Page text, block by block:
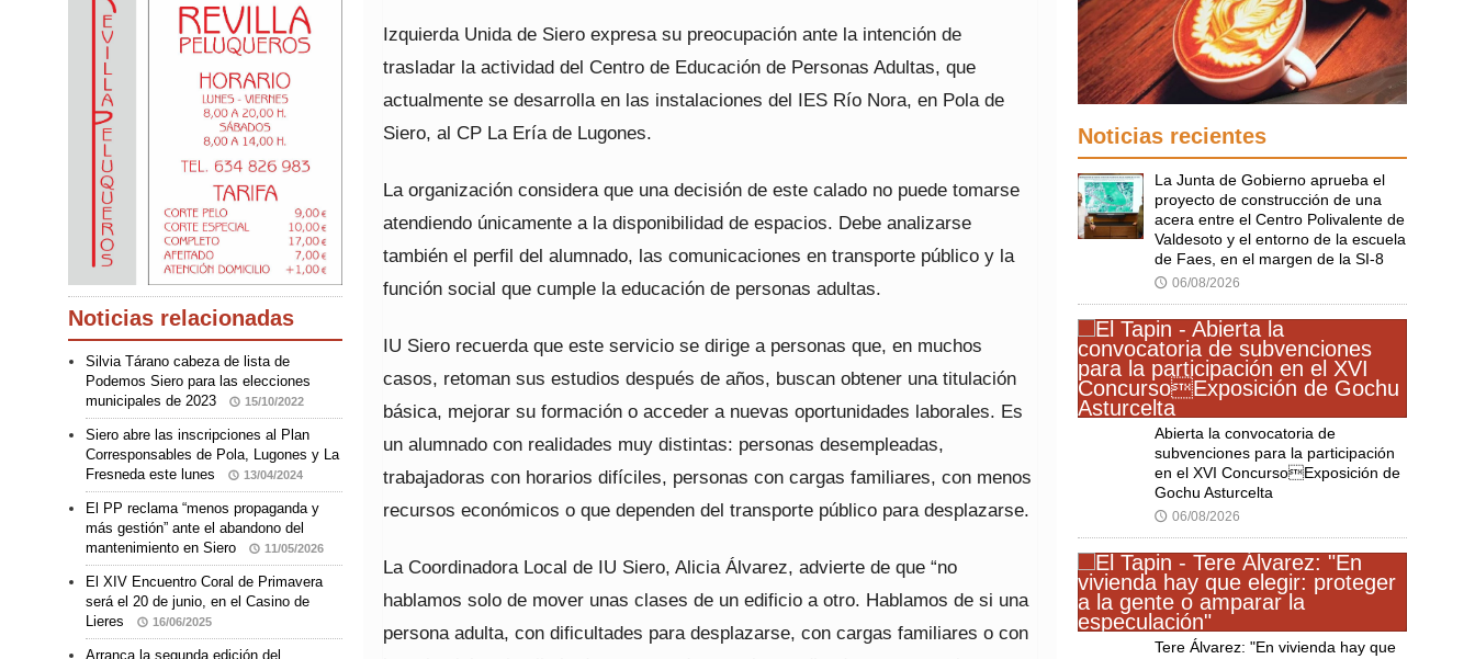
Izquierda Unida de Siero expresa su preocupación ante la intención de
trasladar la actividad del Centro de Educación de Personas Adultas, que
actualmente se desarrolla en las instalaciones del IES Río Nora, en Pola de
Siero, al CP La Ería de Lugones.
La organización considera que una decisión de este calado no puede tomarse
atendiendo únicamente a la disponibilidad de espacios. Debe analizarse
también el perfil del alumnado, las comunicaciones en transporte público y la
función social que cumple la educación de personas adultas.
IU Siero recuerda que este servicio se dirige a personas que, en muchos
casos, retoman sus estudios después de años, buscan obtener una titulación
básica, mejorar su formación o acceder a nuevas oportunidades laborales. Es
un alumnado con realidades muy distintas: personas desempleadas,
trabajadoras con horarios difíciles, personas con cargas familiares, con menos
recursos económicos o que dependen del transporte público para desplazarse.
La Coordinadora Local de IU Siero, Alicia Álvarez, advierte de que “no
hablamos solo de mover unas clases de un edificio a otro. Hablamos de si una
persona adulta, con dificultades para desplazarse, con cargas familiares o con
Noticias relacionadas
Silvia Tárano cabeza de lista de
Podemos Siero para las elecciones
municipales de 2023
15/10/2022
Siero abre las inscripciones al Plan
Corresponsables de Pola, Lugones y La
Fresneda este lunes
13/04/2024
El PP reclama “menos propaganda y
más gestión” ante el abandono del
mantenimiento en Siero
11/05/2026
El XIV Encuentro Coral de Primavera
será el 20 de junio, en el Casino de
Lieres
16/06/2025
Arranca la segunda edición del
Noticias recientes
La Junta de Gobierno aprueba el
proyecto de construcción de una
acera entre el Centro Polivalente de
Valdesoto y el entorno de la escuela
de Faes, en el margen de la SI-8
🕔 06/08/2026
Abierta la convocatoria de
subvenciones para la participación
en el XVI ConcursoExposición de
Gochu Asturcelta
🕔 06/08/2026
Tere Álvarez: "En vivienda hay que